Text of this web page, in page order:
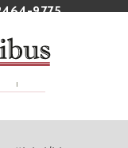
9775
I